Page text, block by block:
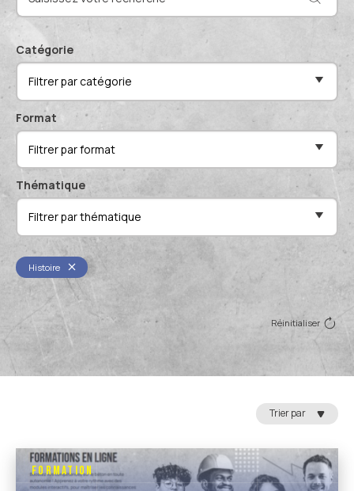
Conférences de professionnels
Publications scientifiques
Proposer mes compétences
Catégorie
Filtrer par catégorie
Format
Filtrer par format
Thématique
Filtrer par thématique
Histoire
Réinitialiser
Trier par
Formation